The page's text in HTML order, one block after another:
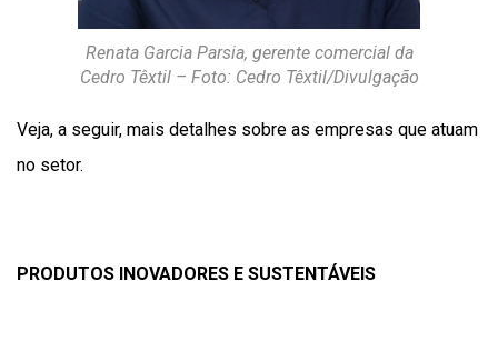
Renata Garcia Parsia, gerente comercial da
Cedro Têxtil – Foto: Cedro Têxtil/Divulgação
Veja, a seguir, mais detalhes sobre as empresas que atuam
no setor.
PRODUTOS INOVADORES E SUSTENTÁVEIS